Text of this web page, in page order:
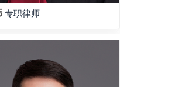
专职律师